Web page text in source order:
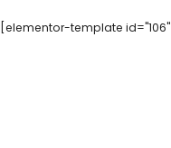
[elementor-template id="106"]